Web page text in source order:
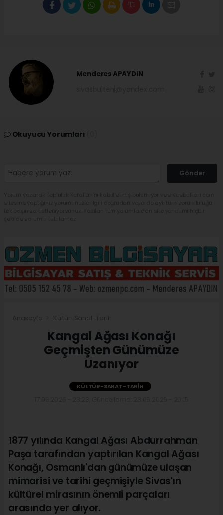
Menderes APAYDIN
Okuyucu Yorumları
Gönder
Kangal Ağası Konağı
Geçmişten Günümüze
Uzanıyor
KÜLTÜR-SANAT-TARIH
1877 yılında Kangal Ağası Abdurrahman
Paşa tarafından yaptırılan Kangal Ağası
Konağı, Osmanlı'dan günümüze ulaşan
mimarisi ve tarihi geçmişiyle Sivas'ın
kültürel mirasının önemli parçaları
arasında yer alıyor.